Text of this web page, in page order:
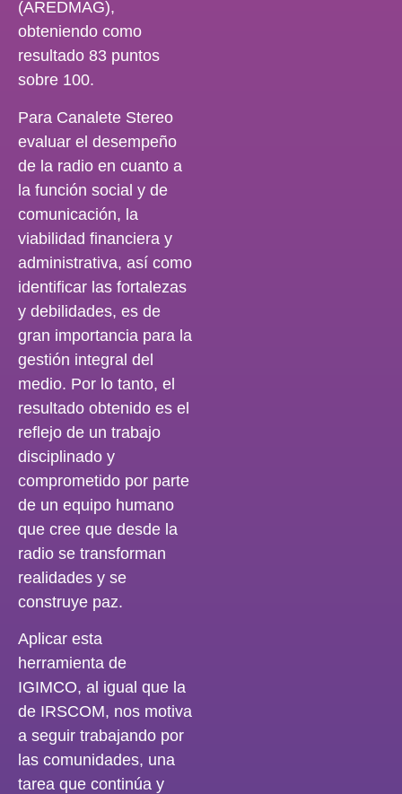
(AREDMAG),
obteniendo como
resultado 83 puntos
sobre 100.
Para Canalete Stereo
evaluar el desempeño
de la radio en cuanto a
la función social y de
comunicación, la
viabilidad financiera y
administrativa, así como
identificar las fortalezas
y debilidades, es de
gran importancia para la
gestión integral del
medio. Por lo tanto, el
resultado obtenido es el
reflejo de un trabajo
disciplinado y
comprometido por parte
de un equipo humano
que cree que desde la
radio se transforman
realidades y se
construye paz.
Aplicar esta
herramienta de
IGIMCO, al igual que la
de IRSCOM, nos motiva
a seguir trabajando por
las comunidades, una
tarea que continúa y